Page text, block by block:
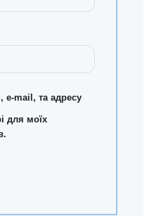
e-mail, та адресу
для моїх